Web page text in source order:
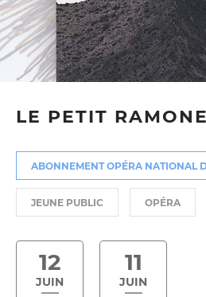
LE PETIT
ABONNEMENT OPÉRA NATIONAL
JEUNE PUBLIC OPÉRA
12
JUIN
11
JUIN